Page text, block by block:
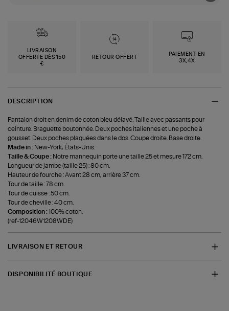
LIVRAISON
OFFERTE DÈS 150
€
RETOUR OFFERT
PAIEMENT EN
3X,4X
DESCRIPTION
Pantalon droit en denim de coton bleu délavé. Taille avec passants pour
ceinture. Braguette boutonnée. Deux poches italiennes et une poche à
gousset. Deux poches plaquées dans le dos. Coupe droite. Base droite.
Made in : New-York, États-Unis.
Taille & Coupe : Notre mannequin porte une taille 25 et mesure 172 cm.
Longueur de jambe (taille 25) : 80 cm.
Hauteur de fourche : Avant 28 cm, arrière 37 cm.
Tour de taille : 78 cm.
Tour de cuisse : 50 cm.
Tour de cheville : 40 cm.
Composition :100% coton.
(ref-12046W1208WDE)
LIVRAISON ET RETOUR
DISPONIBILITÉ BOUTIQUE